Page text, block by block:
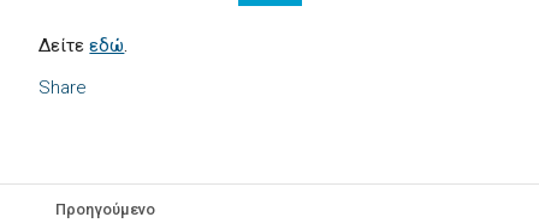
Share
Δείτεεδώ.
Προηγούμενο